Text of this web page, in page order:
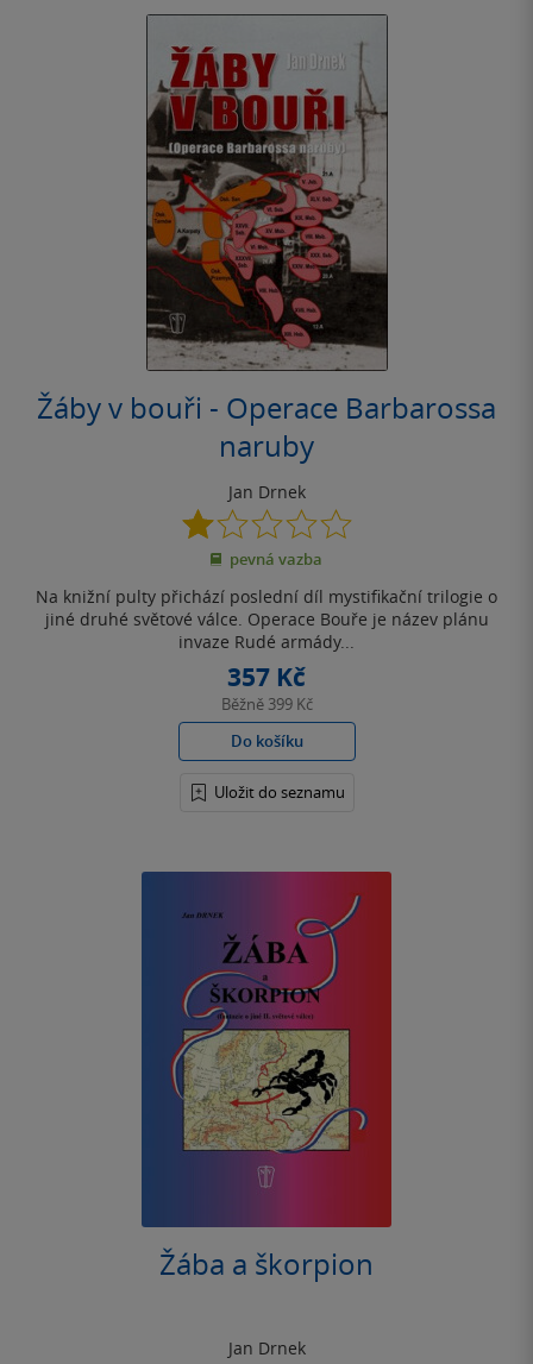
Žáby v bouři - Operace Barbarossa
naruby
Jan Drnek
1.0
z
5
pevná vazba
Na knižní pulty přichází poslední díl mystifikační trilogie o
jiné druhé světové válce. Operace Bouře je název plánu
invaze Rudé armády...
357 Kč
Běžně 399 Kč
Do košíku
Uložit do seznamu
Žába a škorpion
Jan Drnek